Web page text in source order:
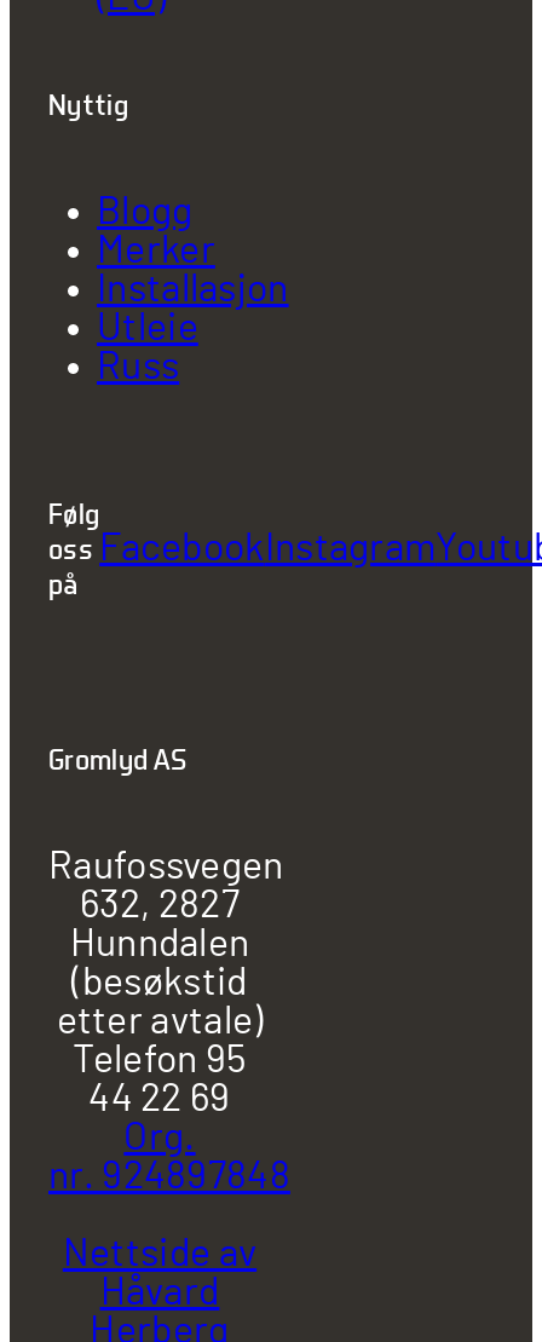
Nyttig
Blogg
Merker
Installasjon
Utleie
Russ
Følg
oss
på
Facebook Instagram
Gromlyd AS
Raufossvegen
632, 2827
Hunndalen
(besøkstid
etter avtale)
Telefon 95
44 22 69
Org.
nr. 924897848
Nettside av
Håvard
Herberg